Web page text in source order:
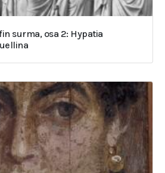
surma, osa 2: Hypatia